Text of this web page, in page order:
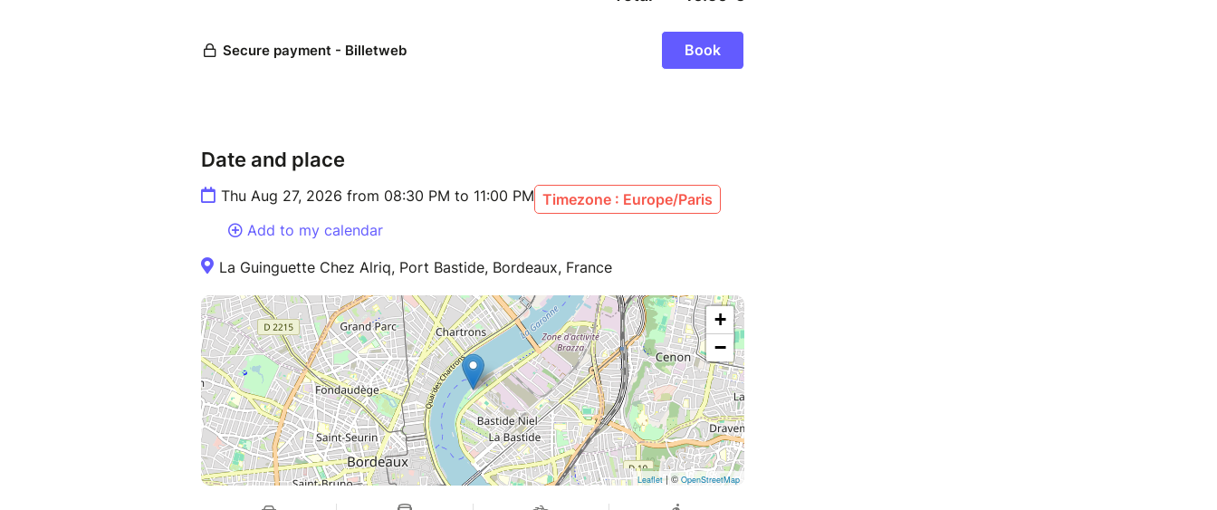
Date and place
Thu Aug 27, 2026 from 08:30 PM to 11:00 PM Timezone : Europe/Paris
Add to my calendar
La Guinguette Chez Alriq, Port Bastide, Bordeaux, France
+
−
Leaflet| ©OpenStreetMap